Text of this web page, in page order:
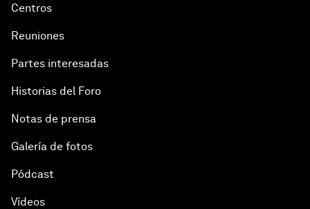
Centros
Reuniones
Partes interesadas
Historias del Foro
Notas de prensa
Galería de fotos
Pódcast
Vídeos